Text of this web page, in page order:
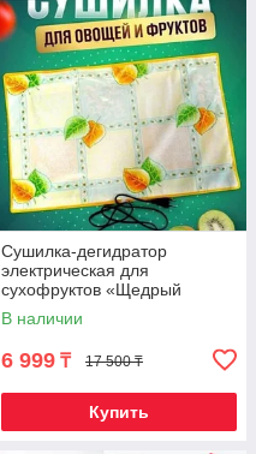
Сушилка-дегидратор
электрическая для
сухофруктов «Щедрый
урожай» (55 х 85 см /
Листики)
В наличии
6 999 ₸ 17 500 ₸
Купить